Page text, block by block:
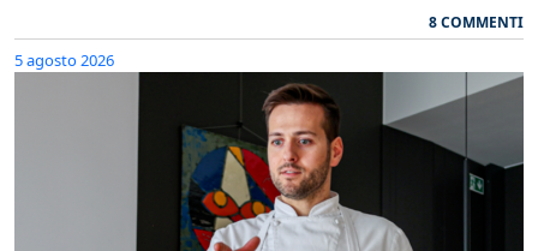
8 COMMENTI
5 agosto 2026